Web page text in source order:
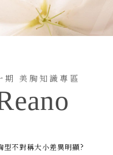
期 美胸知識專區
型不對稱大小差異明顯?